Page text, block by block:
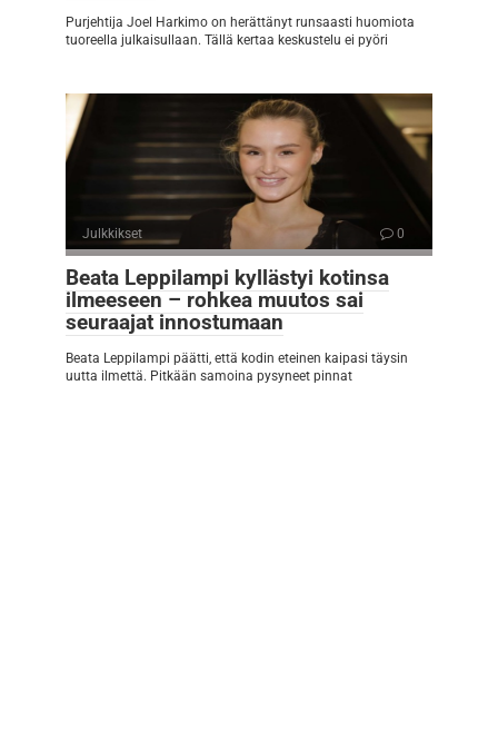
Purjehtija Joel Harkimo on herättänyt runsaasti huomiota
tuoreella julkaisullaan. Tällä kertaa keskustelu ei pyöri
Julkkikset 0
Beata Leppilampi kyllästyi kotinsa
ilmeeseen – rohkea muutos sai
seuraajat innostumaan
Beata Leppilampi päätti, että kodin eteinen kaipasi täysin
uutta ilmettä. Pitkään samoina pysyneet pinnat